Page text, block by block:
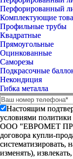
Перфорированный
Комплектующие
Профильные трубы
Квадратные
Прямоугольные
Оцинкованные
Саморезы
Подкрасочные
Некондиция
Гибка металла
Настоящим
условиями
ООО "ЕВРОМЕТ ПРО"
договора купли-
систематизировать,
изменять),